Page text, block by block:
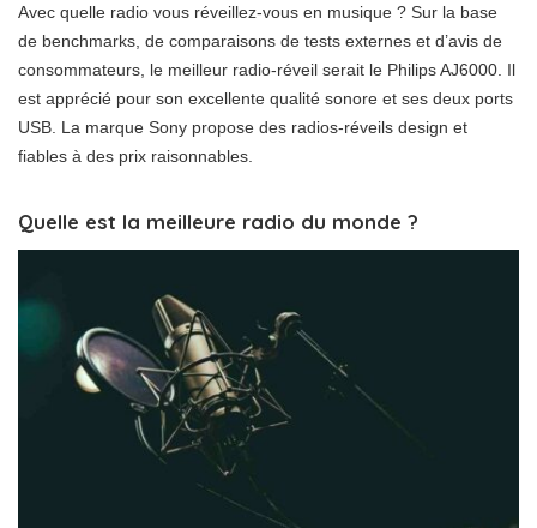
Avec quelle radio vous réveillez-vous en musique ? Sur la base
de benchmarks, de comparaisons de tests externes et d’avis de
consommateurs, le meilleur radio-réveil serait le Philips AJ6000. Il
est apprécié pour son excellente qualité sonore et ses deux ports
USB. La marque Sony propose des radios-réveils design et
fiables à des prix raisonnables.
Quelle est la meilleure radio du monde ?